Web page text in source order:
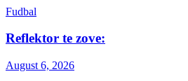
Fudbal
Reflektor te zove:
August 6, 2026